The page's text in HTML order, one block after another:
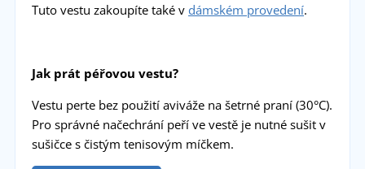
Tuto vestu zakoupíte také v dámském provedení.
Jak prát péřovou vestu?
Vestu perte bez použití aviváže na šetrné praní (30°C).
Pro správné načechrání peří ve vestě je nutné sušit v
sušičce s čistým tenisovým míčkem.